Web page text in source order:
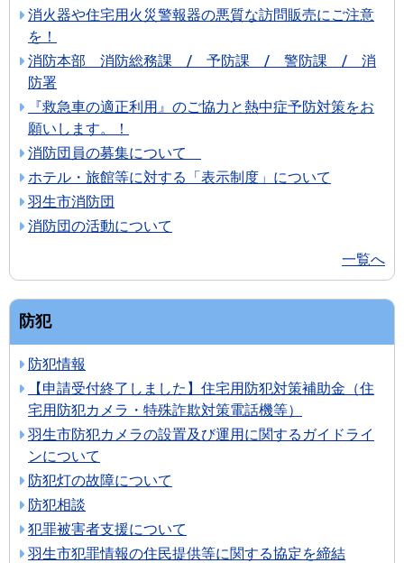
消火器や住宅用火災警報器の悪質な訪問販売にご注意
を！
消防本部 消防総務課 / 予防課 / 警防課 / 消
防署
『救急車の適正利用』のご協力と熱中症予防対策をお
願いします。！
消防団員の募集について
ホテル・旅館等に対する「表示制度」について
羽生市消防団
消防団の活動について
一覧へ
防犯
防犯情報
【申請受付終了しました】住宅用防犯対策補助金（住
宅用防犯カメラ・特殊詐欺対策電話機等）
羽生市防犯カメラの設置及び運用に関するガイドライ
ンについて
防犯灯の故障について
防犯相談
犯罪被害者支援について
羽生市犯罪情報の住民提供等に関する協定を締結